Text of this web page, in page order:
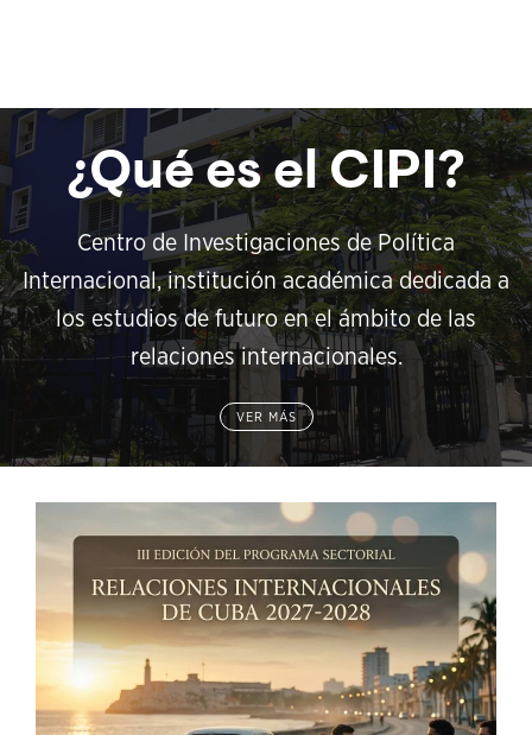
¿Qué es el CIPI?
Centro de Investigaciones de Política
Internacional, institución académica dedicada a
los estudios de futuro en el ámbito de las
relaciones internacionales.
VER MÁS